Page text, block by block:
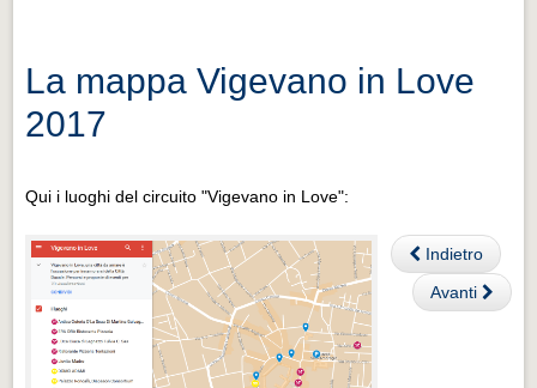
La mappa Vigevano in Love
2017
Qui i luoghi del circuito "Vigevano in Love":
Indietro
Avanti